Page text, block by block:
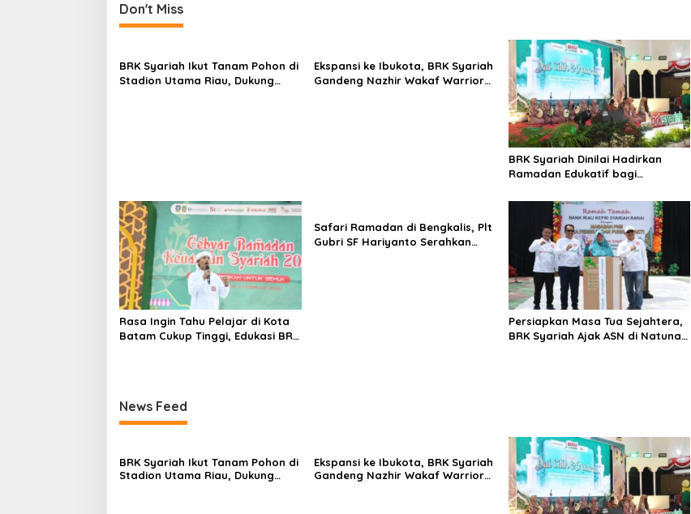
Don't Miss
BRK Syariah Ikut Tanam Pohon di
Stadion Utama Riau, Dukung
Ekspansi ke Ibukota, BRK Syariah
Gandeng Nazhir Wakaf Warrior
BRK Syariah Dinilai Hadirkan
Ramadan Edukatif bagi
Rasa Ingin Tahu Pelajar di Kota
Batam Cukup Tinggi, Edukasi BRK
Safari Ramadan di Bengkalis, Plt
Gubri SF Hariyanto Serahkan
Persiapkan Masa Tua Sejahtera,
BRK Syariah Ajak ASN di Natuna
News Feed
BRK Syariah Ikut Tanam Pohon di
Stadion Utama Riau, Dukung
Ekspansi ke Ibukota, BRK Syariah
Gandeng Nazhir Wakaf Warrior